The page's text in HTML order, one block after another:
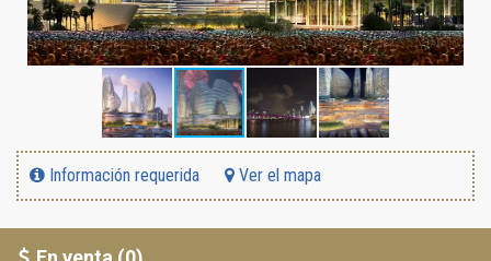
Información requerida Ver el mapa